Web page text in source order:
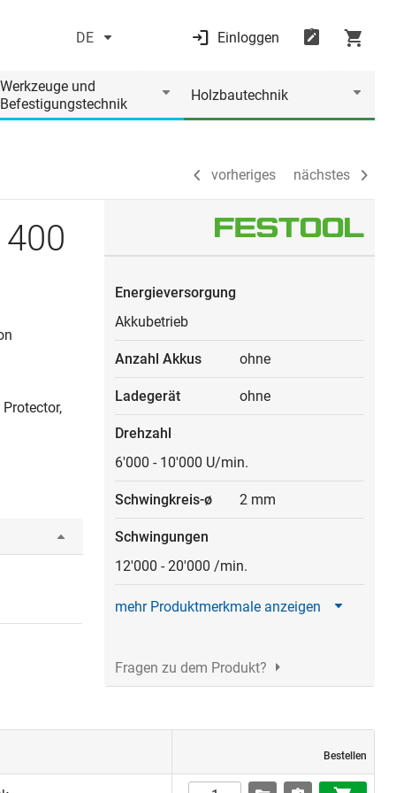
DE Einloggen
Werkzeuge und
Befestigungstechnik
Holzbautechnik
vorheriges nächstes
vorheriges nächstes
Energieversorgung
Akkubetrieb
Anzahl Akkus ohne
Ladegerät ohne
Drehzahl
6'000 - 10'000 U/min.
Schwingkreis-ø 2 mm
Schwingungen
12'000 - 20'000 /min.
mehr Produktmerkmale anzeigen
Fragen zu dem Produkt?
Bestellen